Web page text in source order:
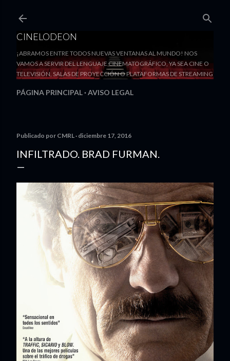
CINELODEON
¡ABRAMOS ENTRE TODOS NUEVAS VENTANAS AL MUNDO! NOS
VAMOS A SERVIR DEL LENGUAJE CINEMATOGRÁFICO, YA SEA CINE O
TELEVISIÓN, SALAS DE PROYECCIÓN O PLATAFORMAS DE STREAMING
PÁGINA PRINCIPAL AVISO LEGAL
Publicado por CMRL diciembre 17, 2016
INFILTRADO. BRAD FURMAN.